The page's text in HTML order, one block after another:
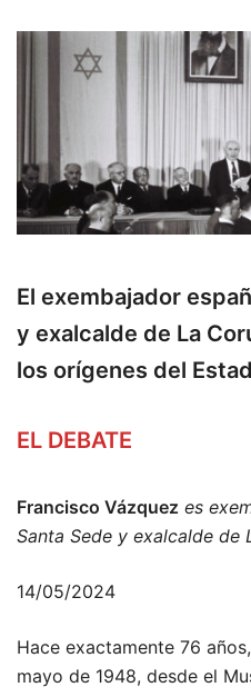
El exembajador
y exalcalde de La
los orígenes del
EL DEBATE
Francisco Vázquez es
Santa Sede y exalcalde de
14/05/2024
Hace exactamente 76
mayo de 1948, desde el